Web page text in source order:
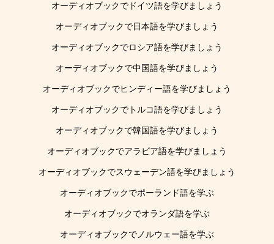
オーディオブックでドイツ語を学びましょう
オーディオブックで日本語を学びましょう
オーディオブックでロシア語を学びましょう
オーディオブックで中国語を学びましょう
オーディオブックでヒンディー語を学びましょう
オーディオブックでトルコ語を学びましょう
オーディオブックで韓国語を学びましょう
オーディオブックでアラビア語を学びましょう
オーディオブックでスウェーデン語を学びましょう
オーディオブックでポーランド語を学ぶ
オーディオブックでオランダ語を学ぶ
オーディオブックでノルウェー語を学ぶ